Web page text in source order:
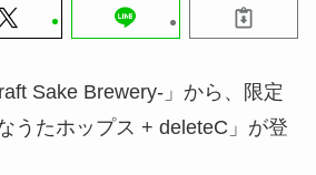
Sake Brewery-」から、限定
うたホップス + deleteC」が登